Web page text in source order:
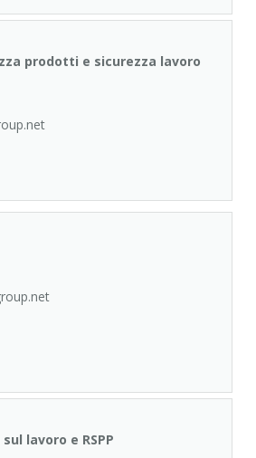
prodotti e sicurezza lavoro
lavoro e RSPP